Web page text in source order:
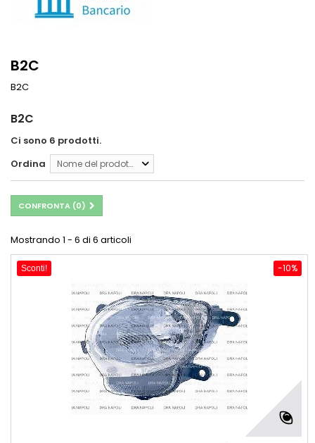
B2C
B2C
B2C
Ci sono 6 prodotti.
Ordina
Nome del prodotto: dalla A alla Z
CONFRONTA (0)
Mostrando 1 - 6 di 6 articoli
Sconti! -10%